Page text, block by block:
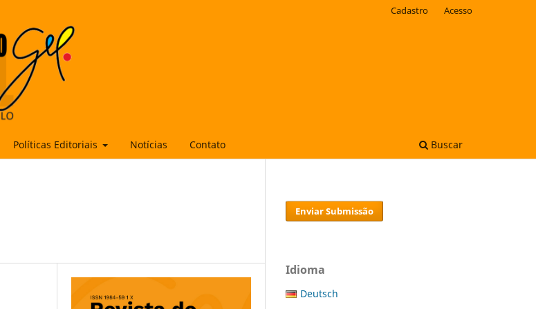
Políticas Editoriais Notícias Contato Buscar
Cadastro Acesso
Enviar Submissão
Idioma
Deutsch